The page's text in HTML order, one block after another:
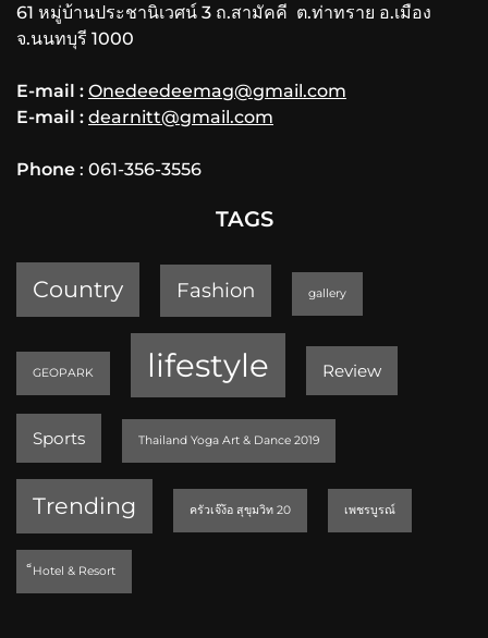
61 หมู่บ้านประชานิเวศน์ 3 ถ.สามัคคี ต.ท่าทราย อ.เมือง
จ.นนทบุรี 1000
E-mail : Onedeedeemag@gmail.com
E-mail : dearnitt@gmail.com
Phone : 061-356-3556
TAGS
Country Fashion gallery
GEOPARK lifestyle Review
Sports Thailand Yoga Art & Dance 2019
Trending ครัวเจ๊ง้อ สุขุมวิท 20 เพชรบูรณ์
็Hotel & Resort